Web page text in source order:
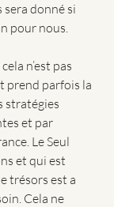
sera donné si
pour nous.
n’est pas
prend parfois la
stratégies
et par
Le Seul
et qui est
trésors est a
Cela ne